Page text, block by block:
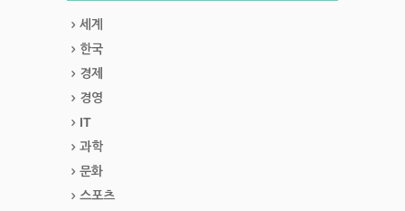
세계
한국
경제
경영
IT
과학
문화
스포츠